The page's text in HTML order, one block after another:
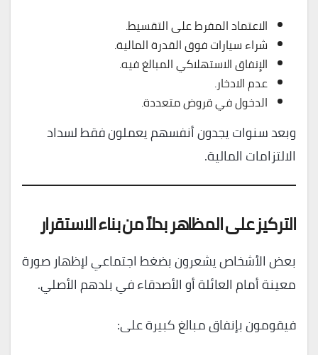
الاعتماد المفرط على التقسيط.
شراء سيارات فوق القدرة المالية.
الإنفاق الاستهلاكي المبالغ فيه.
عدم الادخار.
الدخول في قروض متعددة.
وبعد سنوات يجدون أنفسهم يعملون فقط لسداد
الالتزامات المالية.
التركيز على المظاهر بدلاً من بناء الاستقرار
بعض الأشخاص يشعرون بضغط اجتماعي لإظهار صورة
معينة أمام العائلة أو الأصدقاء في بلدهم الأصلي.
فيقومون بإنفاق مبالغ كبيرة على: